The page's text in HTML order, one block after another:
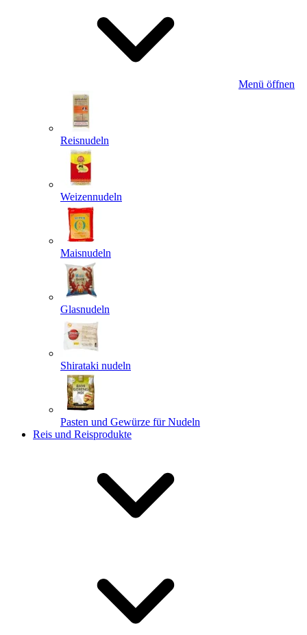
Menü öffnen
Reisnudeln
Weizennudeln
Maisnudeln
Glasnudeln
Shirataki nudeln
Pasten und Gewürze für Nudeln
Reis und Reisprodukte